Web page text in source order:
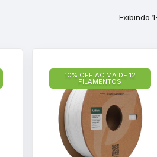
Exibindo
10% OFF ACIMA DE 12
FILAMENTOS